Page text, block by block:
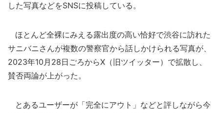
した写真などをSNSに投稿している。
ほとんど全裸にみえる露出度の高い恰好で渋谷に訪れた
サニバニさんが複数の警察官から話しかけられる写真が、
2023年10月28日ごろからX（旧ツイッター）で拡散し、
賛否両論が上がった。
とあるユーザーが「完全にアウト」などと評しながら今